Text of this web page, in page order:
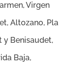
Virgen
Altozano, Pla
y Benisaudet,
Baja,